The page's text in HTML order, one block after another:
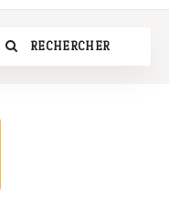
RECHERCHER